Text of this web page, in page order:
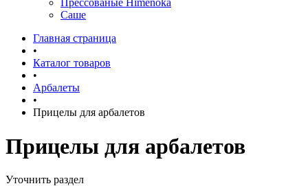
Прессованые Himenoka
Саше
Главная страница
•
Каталог товаров
•
Арбалеты
•
Прицелы для арбалетов
Прицелы для арбалетов
Уточнить раздел